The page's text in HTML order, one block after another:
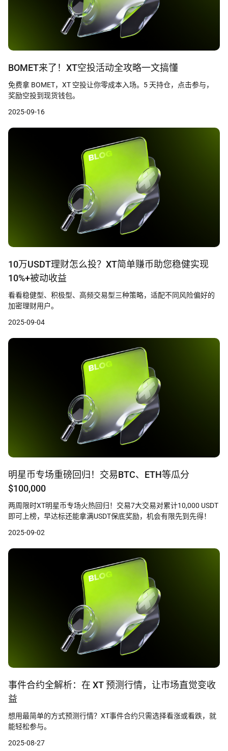
BOMET来了！XT空投活动全攻略一文搞懂
免费拿 BOMET，XT 空投让你零成本入场。5 天持仓，点击参与，
奖励空投到现货钱包。
2025-09-16
10万USDT理财怎么投？XT简单赚币助您稳健实现
10%+被动收益
看看稳健型、积极型、高频交易型三种策略，适配不同风险偏好的
加密理财用户。
2025-09-04
明星币专场重磅回归！交易BTC、ETH等瓜分
$100,000
两周限时XT明星币专场火热回归！交易7大交易对累计10,000 USDT
即可上榜，早达标还能拿满USDT保底奖励，机会有限先到先得！
2025-09-02
事件合约全解析：在 XT 预测行情，让市场直觉变收
益
想用最简单的方式预测行情？XT事件合约只需选择看涨或看跌，就
能轻松参与。
2025-08-27